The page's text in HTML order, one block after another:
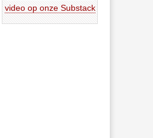
video op onze Substack